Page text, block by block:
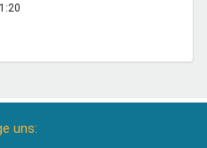
uns: